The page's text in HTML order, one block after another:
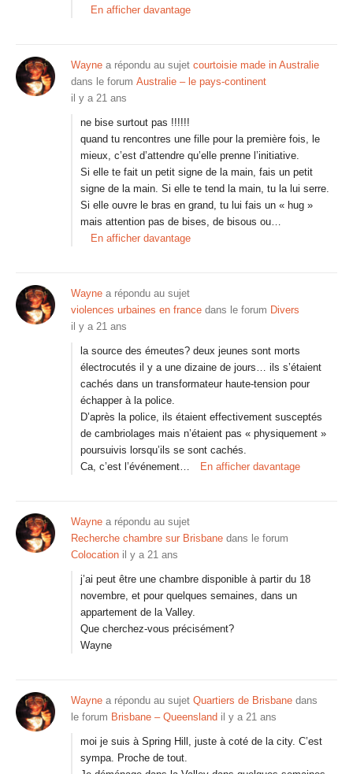
En afficher davantage
Wayne a répondu au sujet courtoisie made in Australie
dans le forum Australie – le pays-continent
il y a 21 ans
ne bise surtout pas !!!!!!
quand tu rencontres une fille pour la première fois, le
mieux, c’est d’attendre qu’elle prenne l’initiative.
Si elle te fait un petit signe de la main, fais un petit
signe de la main. Si elle te tend la main, tu la lui serre.
Si elle ouvre le bras en grand, tu lui fais un « hug »
mais attention pas de bises, de bisous ou…
En afficher davantage
Wayne a répondu au sujet
violences urbaines en france dans le forum Divers
il y a 21 ans
la source des émeutes? deux jeunes sont morts
électrocutés il y a une dizaine de jours… ils s’étaient
cachés dans un transformateur haute-tension pour
échapper à la police.
D’après la police, ils étaient effectivement susceptés
de cambriolages mais n’étaient pas « physiquement »
poursuivis lorsqu’ils se sont cachés.
Ca, c’est l’événement…
En afficher davantage
Wayne a répondu au sujet
Recherche chambre sur Brisbane dans le forum
Colocation il y a 21 ans
j’ai peut être une chambre disponible à partir du 18
novembre, et pour quelques semaines, dans un
appartement de la Valley.
Que cherchez-vous précisément?
Wayne
Wayne a répondu au sujet Quartiers de Brisbane dans
le forum Brisbane – Queensland il y a 21 ans
moi je suis à Spring Hill, juste à coté de la city. C’est
sympa. Proche de tout.